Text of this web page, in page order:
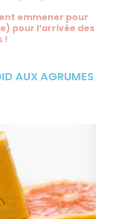
emmener pour
pour l’arrivée des
!
AUX AGRUMES